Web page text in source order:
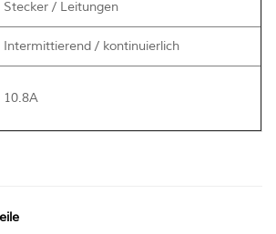
Stecker / Leitungen
Intermittierend / kontinuierlich
10.8A